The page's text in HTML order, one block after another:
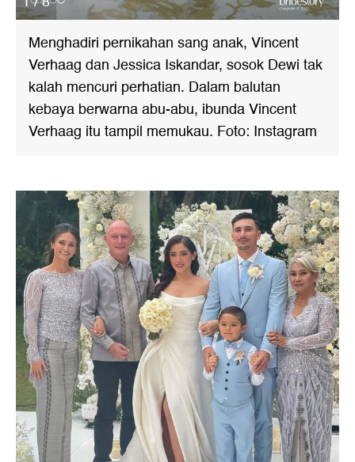
Menghadiri pernikahan sang anak, Vincent
Verhaag dan Jessica Iskandar, sosok Dewi tak
kalah mencuri perhatian. Dalam balutan
kebaya berwarna abu-abu, ibunda Vincent
Verhaag itu tampil memukau. Foto: Instagram